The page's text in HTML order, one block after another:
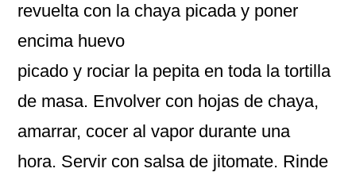
revuelta con la chaya picada y poner
encima huevo
picado y rociar la pepita en toda la tortilla
de masa. Envolver con hojas de chaya,
amarrar, cocer al vapor durante una
hora. Servir con salsa de jitomate. Rinde